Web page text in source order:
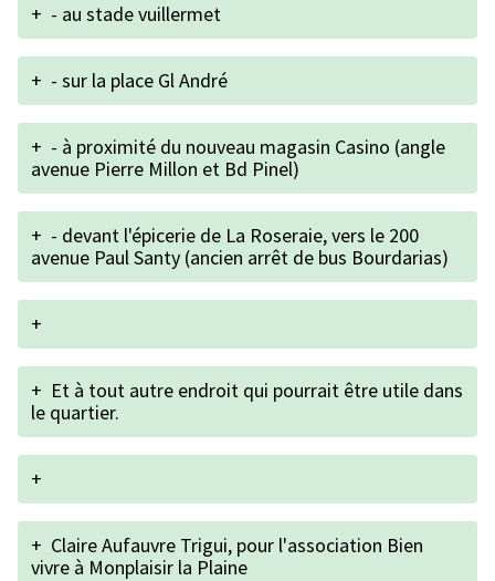
+ - au stade vuillermet
+ - sur la place Gl André
+ - à proximité du nouveau magasin Casino (angle
avenue Pierre Millon et Bd Pinel)
+ - devant l'épicerie de La Roseraie, vers le 200
avenue Paul Santy (ancien arrêt de bus Bourdarias)
+
+ Et à tout autre endroit qui pourrait être utile dans
le quartier.
+
+ Claire Aufauvre Trigui, pour l'association Bien
vivre à Monplaisir la Plaine